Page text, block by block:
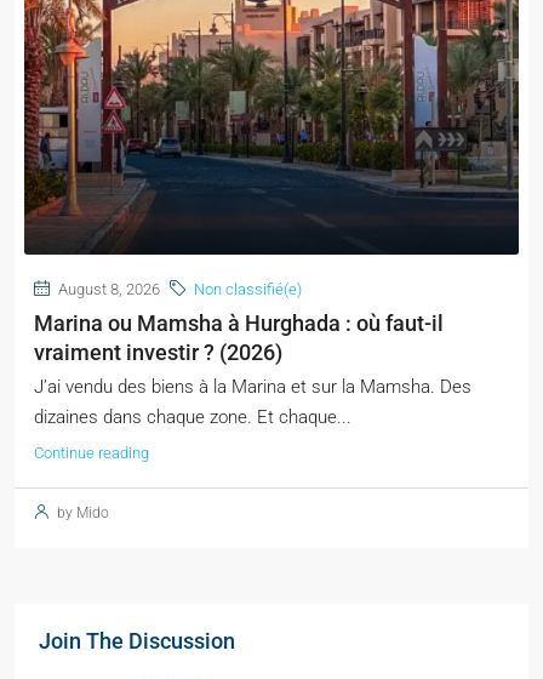
August 8, 2026 Non classifié(e)
Marina ou Mamsha à Hurghada : où faut-il
vraiment investir ? (2026)
J’ai vendu des biens à la Marina et sur la Mamsha. Des
dizaines dans chaque zone. Et chaque...
Continue reading
by Mido
Join The Discussion